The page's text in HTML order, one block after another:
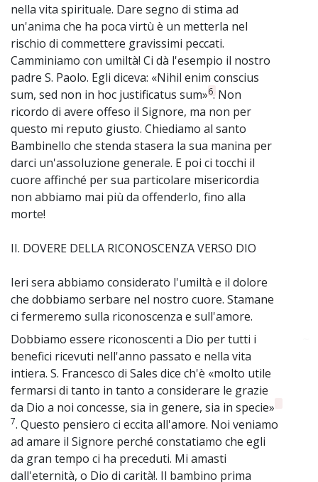
nella vita spirituale. Dare segno di stima ad
un'anima che ha poca virtù è un metterla nel
rischio di commettere gravissimi peccati.
Camminiamo con umiltà! Ci dà l'esempio il nostro
padre S. Paolo. Egli diceva: «Nihil enim conscius
sum, sed non in hoc justificatus sum»6. Non
ricordo di avere offeso il Signore, ma non per
questo mi reputo giusto. Chiediamo al santo
Bambinello che stenda stasera la sua manina per
darci un'assoluzione generale. E poi ci tocchi il
cuore affinché per sua particolare misericordia
non abbiamo mai più da offenderlo, fino alla
morte!
II. DOVERE DELLA RICONOSCENZA VERSO DIO
Ieri sera abbiamo considerato l'umiltà e il dolore
che dobbiamo serbare nel nostro cuore. Stamane
ci fermeremo sulla riconoscenza e sull'amore.
Dobbiamo essere riconoscenti a Dio per tutti i
benefici ricevuti nell'anno passato e nella vita
intiera. S. Francesco di Sales dice ch'è «molto utile
fermarsi di tanto in tanto a considerare le grazie
da Dio a noi concesse, sia in genere, sia in specie»
7. Questo pensiero ci eccita all'amore. Noi veniamo
ad amare il Signore perché constatiamo che egli
da gran tempo ci ha preceduti. Mi amasti
dall'eternità, o Dio di carità!. Il bambino prima